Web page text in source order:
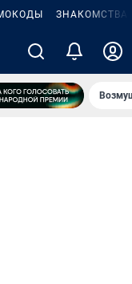
ЗНАКОМСТВА